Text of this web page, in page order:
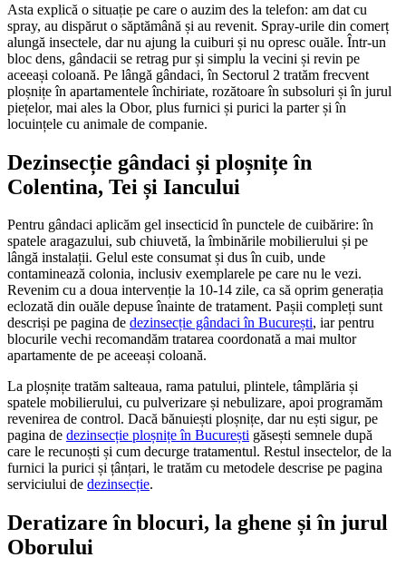
Asta explică o situație pe care o auzim des la telefon: am dat cu
spray, au dispărut o săptămână și au revenit. Spray-urile din comerț
alungă insectele, dar nu ajung la cuiburi și nu opresc ouăle. Într-un
bloc dens, gândacii se retrag pur și simplu la vecini și revin pe
aceeași coloană. Pe lângă gândaci, în Sectorul 2 tratăm frecvent
ploșnițe în apartamentele închiriate, rozătoare în subsoluri și în jurul
piețelor, mai ales la Obor, plus furnici și purici la parter și în
locuințele cu animale de companie.
Dezinsecție gândaci și ploșnițe în
Colentina, Tei și Iancului
Pentru gândaci aplicăm gel insecticid în punctele de cuibărire: în
spatele aragazului, sub chiuvetă, la îmbinările mobilierului și pe
lângă instalații. Gelul este consumat și dus în cuib, unde
contaminează colonia, inclusiv exemplarele pe care nu le vezi.
Revenim cu a doua intervenție la 10-14 zile, ca să oprim generația
eclozată din ouăle depuse înainte de tratament. Pașii compleți sunt
descriși pe pagina de dezinsecție gândaci în București, iar pentru
blocurile vechi recomandăm tratarea coordonată a mai multor
apartamente de pe aceeași coloană.
La ploșnițe tratăm salteaua, rama patului, plintele, tâmplăria și
spatele mobilierului, cu pulverizare și nebulizare, apoi programăm
revenirea de control. Dacă bănuiești ploșnițe, dar nu ești sigur, pe
pagina de dezinsecție ploșnițe în București găsești semnele după
care le recunoști și cum decurge tratamentul. Restul insectelor, de la
furnici la purici și țânțari, le tratăm cu metodele descrise pe pagina
serviciului de dezinsecție.
Deratizare în blocuri, la ghene și în jurul
Oborului